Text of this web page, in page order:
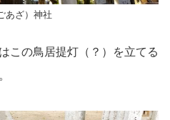
あざ）神社
この鳥居提灯（？）を立てる